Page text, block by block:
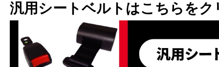
汎用シートベルトはこちらをク